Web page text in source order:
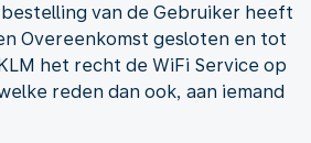
van de Gebruiker heeft
Overeenkomst gesloten en tot
het recht de WiFi Service op
reden dan ook, aan iemand